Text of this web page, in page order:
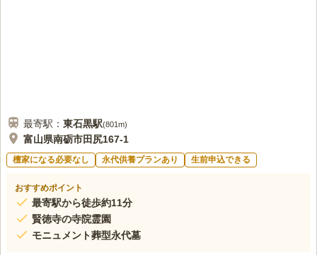
最寄駅： 東石黒駅(801m)
富山県南砺市田尻167-1
檀家になる必要なし 永代供養プランあり 生前申込できる
おすすめポイント
最寄駅から徒歩約11分
賢徳寺の寺院霊園
モニュメント葬型永代墓